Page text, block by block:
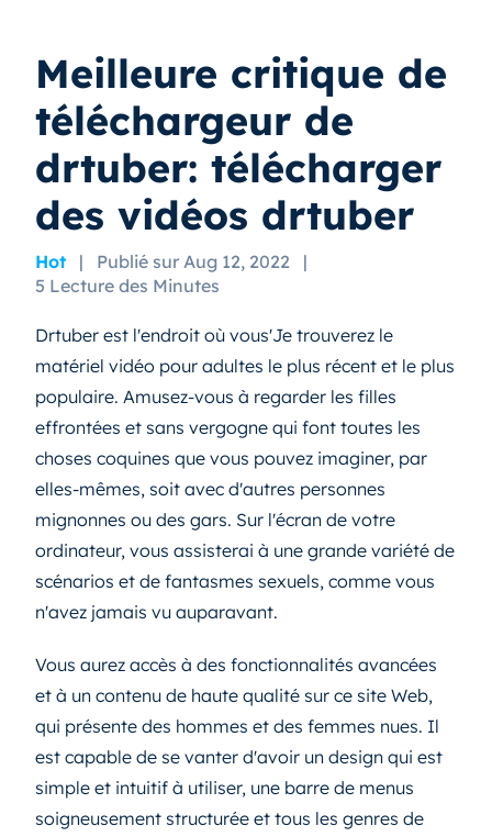
Meilleure critique de
téléchargeur de
drtuber: télécharger
des vidéos drtuber
Hot | Publié sur Aug 12, 2022
|
5 Lecture des Minutes
Drtuber est l'endroit où vous'Je trouverez le
matériel vidéo pour adultes le plus récent et le plus
populaire. Amusez-vous à regarder les filles
effrontées et sans vergogne qui font toutes les
choses coquines que vous pouvez imaginer, par
elles-mêmes, soit avec d'autres personnes
mignonnes ou des gars. Sur l'écran de votre
ordinateur, vous assisterai à une grande variété de
scénarios et de fantasmes sexuels, comme vous
n'avez jamais vu auparavant.
Vous aurez accès à des fonctionnalités avancées
et à un contenu de haute qualité sur ce site Web,
qui présente des hommes et des femmes nues. Il
est capable de se vanter d'avoir un design qui est
simple et intuitif à utiliser, une barre de menus
soigneusement structurée et tous les genres de